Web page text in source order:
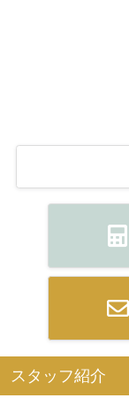
スタッフ紹介